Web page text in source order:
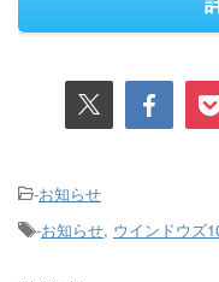
-お知らせ
-お知らせ, ウインドウズ